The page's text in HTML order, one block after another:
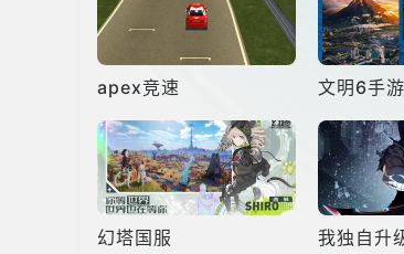
apex竞速 文明6手游
幻塔国服 我独自升